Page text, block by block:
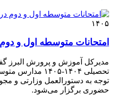
۱۴۰۵
امتحانات متوسطه اول و
مدیرکل آموزش و پرورش البرز
تحصیلی ۱۴۰۴-
توجه به دستورالعمل وزارتی و
حضوری برگزار می‌شود.